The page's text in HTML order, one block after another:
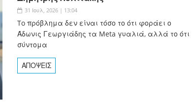
31 Ιουλ, 2026 | 13:04
To πρόβλημα δεν είναι τόσο το ότι φοράει ο
Άδωνις Γεωργιάδης τα Meta γυαλιά, αλλά το ότι
σύντομα
ΑΠΟΨΕΙΣ